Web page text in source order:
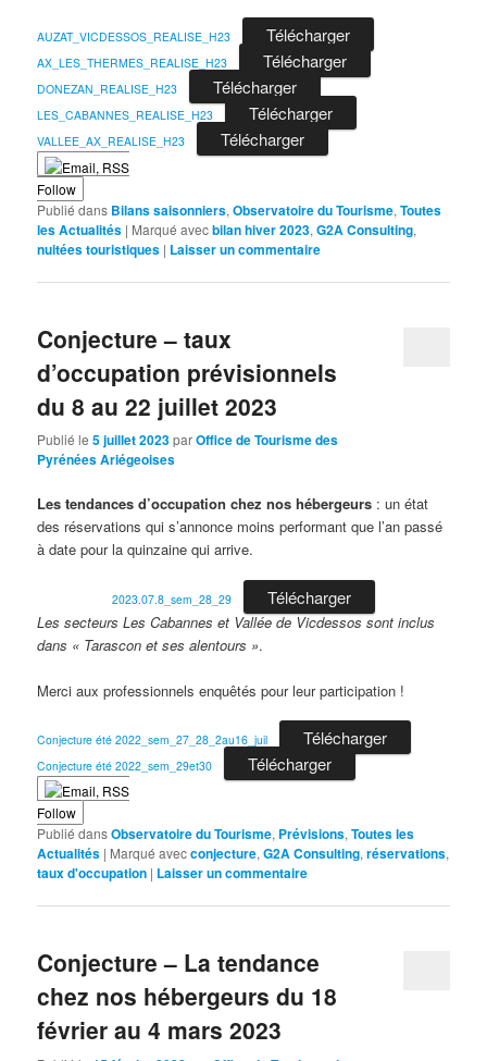
AUZAT_VICDESSOS_REALISE_H23 Télécharger
AX_LES_THERMES_REALISE_H23 Télécharger
DONEZAN_REALISE_H23 Télécharger
LES_CABANNES_REALISE_H23 Télécharger
VALLEE_AX_REALISE_H23 Télécharger
Follow
Publié dans Bilans saisonniers,Observatoire du Tourisme,Toutes
les Actualités | Marqué avecbilan hiver 2023,G2A Consulting,
nuitées touristiques | Laisser un commentaire
Conjecture – taux
d’occupation prévisionnels
du 8 au 22 juillet 2023
Publié le5 juillet 2023parOffice de Tourisme des
Pyrénées Ariégeoises
Les tendances d’occupation chez nos hébergeurs : un état
des réservations qui s’annonce moins performant que l’an passé
à date pour la quinzaine qui arrive.
2023.07.8_sem_28_29 Télécharger
Les secteurs Les Cabannes et Vallée de Vicdessos sont inclus
dans « Tarascon et ses alentours ».
Merci aux professionnels enquêtés pour leur participation !
Conjecture été 2022_sem_27_28_2au16_juil Télécharger
Conjecture été 2022_sem_29et30 Télécharger
Follow
Publié dansObservatoire du Tourisme, Prévisions,Toutes les
Actualités | Marqué avecconjecture,G2A Consulting,réservations,
taux d'occupation | Laisser un commentaire
Conjecture – La tendance
chez nos hébergeurs du 18
février au 4 mars 2023